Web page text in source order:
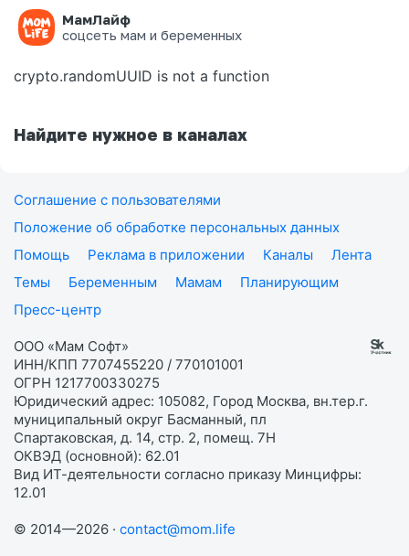
МамЛайф
соцсеть мам и беременных
Ошибка на странице
crypto.randomUUID is not a function
Найдите нужное в каналах
Соглашение с пользователями
Положение об обработке персональных данных
Помощь
Реклама в приложении Каналы
Лента
Темы
Беременным Мамам
Планирующим
Пресс-центр
ООО «Мам Софт»
ИНН/КПП 7707455220 / 770101001
ОГРН 1217700330275
Юридический адрес: 105082, Город Москва, вн.тер.г.
муниципальный округ Басманный, пл
Спартаковская, д. 14, стр. 2, помещ. 7Н
ОКВЭД (основной): 62.01
Вид ИТ-деятельности согласно приказу Минцифры:
12.01
© 2014—2026 · contact@mom.life